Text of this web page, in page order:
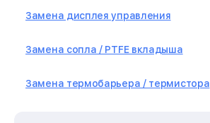
Замена дисплея управления
Замена сопла / PTFE вкладыша
Замена термобарьера / термистора